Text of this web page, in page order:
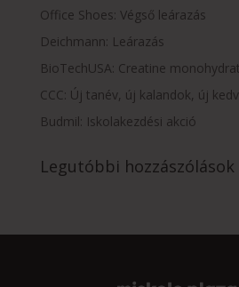
Office Shoes: Végső leárazás
Deichmann: Leárazás
BioTechUSA: Creatine
CCC: Új tanév, új kalandok, új
Budmil: Iskolakezdési akció
Legutóbbi hozzászólások